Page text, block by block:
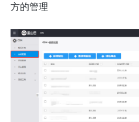
方的管理